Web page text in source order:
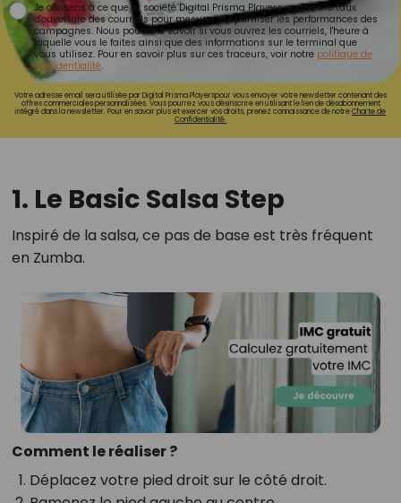
Je consens à ce que la société Digital Prisma Players analyse le taux
d'ouverture des courriels pour mesurer et optimiser les performances des
campagnes. Nous pourrons savoir si vous ouvrez les courriels, l'heure à
laquelle vous le faites ainsi que des informations sur le terminal que
vous utilisez. Pour en savoir plus sur ces traceurs, voir notre politique de
confidentialité.
Votre adresse email sera utilisée par Digital Prisma Playerspour vous envoyer votre newsletter contenant des
offres commerciales personnalisées. Vous pourrez vous désinscrire en utilisant le lien de désabonnement
intégré dans la newsletter. Pour en savoir plus et exercer vos droits, prenez connaissance de notreCharte de
Confidentialité.
1. Le Basic Salsa Step
Inspiré de la salsa, ce pas de base est très fréquent
en Zumba.
Comment le réaliser ?
Déplacez votre pied droit sur le côté droit.